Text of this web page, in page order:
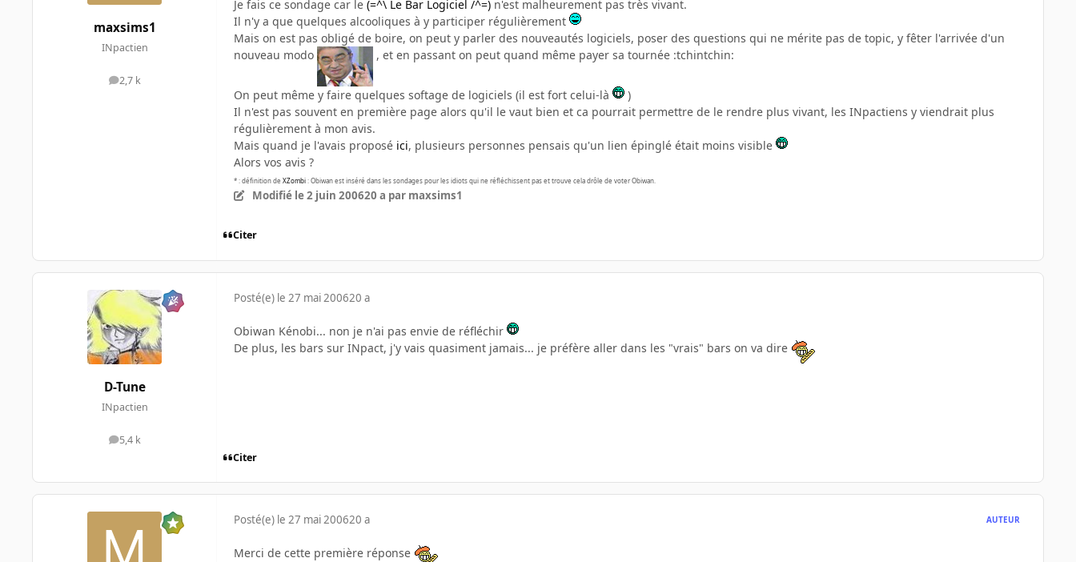
maxsims1
INpactien
2,7 k
messages
Je fais ce sondage car le (=^\ Le Bar Logiciel /^=) n'est malheurement pas très vivant.
Il n'y a que quelques alcooliques à y participer régulièrement
Mais on est pas obligé de boire, on peut y parler des nouveautés logiciels, poser des questions qui ne mérite pas de topic, y fêter l'arrivée d'un
nouveau modo
, et en passant on peut quand même payer sa tournée :tchintchin:
On peut même y faire quelques softage de logiciels (il est fort celui-là
)
Il n'est pas souvent en première page alors qu'il le vaut bien et ca pourrait permettre de le rendre plus vivant, les INpactiens y viendrait plus
régulièrement à mon avis.
Mais quand je l'avais proposé ici, plusieurs personnes pensais qu'un lien épinglé était moins visible
Alors vos avis ?
* : définition de XZombi: Obiwan est inséré dans les sondages pour les idiots qui ne réfléchissent pas et trouve cela drôle de voter Obiwan.
Modifié le 2 juin 200620 a par maxsims1
Citer
D-Tune
INpactien
5,4 k
messages
Posté(e) le 27 mai 200620 a
Obiwan Kénobi... non je n'ai pas envie de réfléchir
De plus, les bars sur INpact, j'y vais quasiment jamais... je préfère aller dans les "vrais" bars on va dire
Citer
Posté(e) le 27 mai 200620 a AUTEUR
Merci de cette première réponse